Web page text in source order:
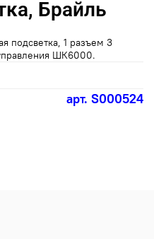
арт. S000524
Брайль
подсветка, 1 разъем 3
ШК6000.